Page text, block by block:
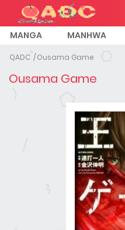
MANGA MANHWA
QADC Ousama Game
Ousama Game